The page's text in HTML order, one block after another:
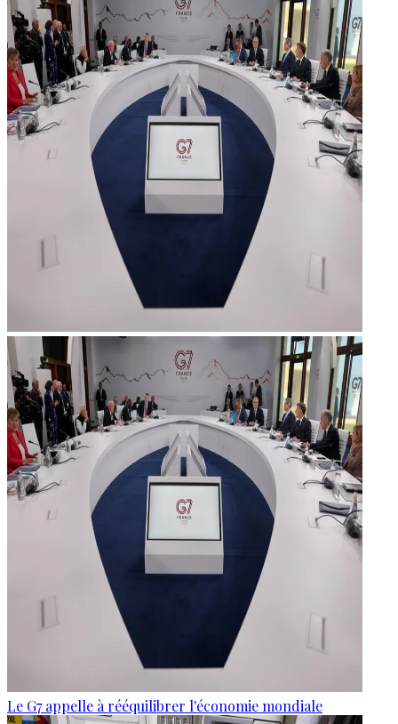
Le G7 appelle à rééquilibrer l'économie mondiale